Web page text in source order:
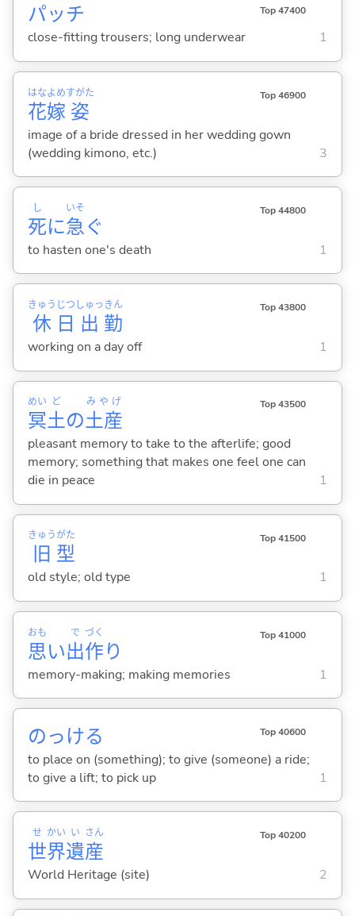
パッチ Top 47400
close-fitting trousers; long underwear 1
花
はな
嫁
よめ
姿
すがた Top 46900
image of a bride dressed in her wedding gown
(wedding kimono, etc.)
3
死
し
に急
いそ
ぐ
Top 44800
to hasten one's death 1
休
きゅう
日
じつ
出
しゅっ
勤
きん Top 43800
working on a day off 1
冥
めい
土
ど
の土産
みやげ Top 43500
pleasant memory to take to the afterlife; good
memory; something that makes one feel one can
die in peace
1
旧
きゅう
型
がた Top 41500
old style; old type 1
思
おも
い出
で
作
づく
り
Top 41000
memory-making; making memories 1
のっける Top 40600
to place on (something); to give (someone) a ride;
to give a lift; to pick up
1
世
せ
界
かい
遺
い
産
さん Top 40200
World Heritage (site) 2